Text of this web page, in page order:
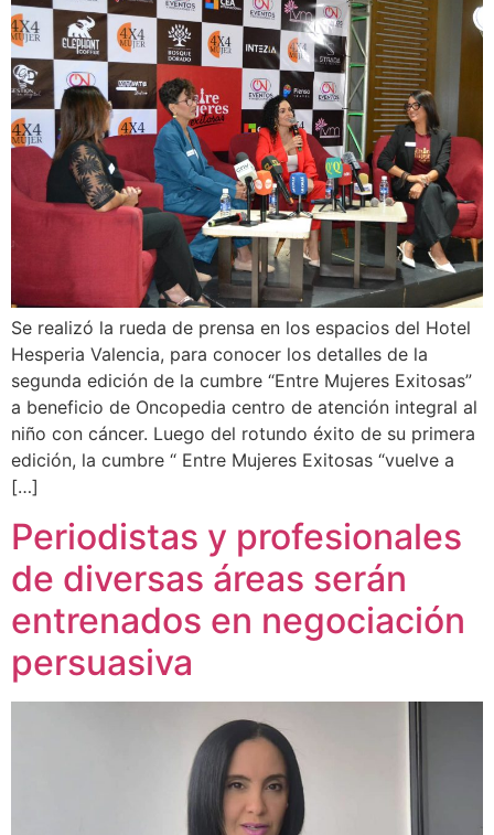
Se realizó la rueda de prensa en los espacios del Hotel
Hesperia Valencia, para conocer los detalles de la
segunda edición de la cumbre “Entre Mujeres Exitosas”
a beneficio de Oncopedia centro de atención integral al
niño con cáncer. Luego del rotundo éxito de su primera
edición, la cumbre “ Entre Mujeres Exitosas “vuelve a
[…]
Periodistas y profesionales
de diversas áreas serán
entrenados en negociación
persuasiva